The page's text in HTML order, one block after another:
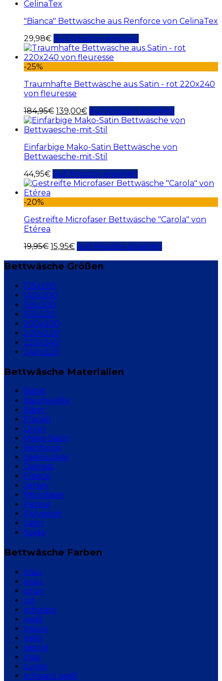
"Bianca" Bettwäsche aus Renforce von CelinaTex
29,98€ Auf Amazon ansehen
-25%
Traumhafte Bettwäsche aus Satin - rot 220x240
von fleuresse
184,95€ 139,00€ Auf Amazon ansehen
Einfarbige Mako-Satin Bettwäsche von
Bettwaesche-mit-Stil
44,95€ Auf Amazon ansehen
-20%
Gestreifte Microfaser Bettwäsche "Carola" von
Etérea
19,95€ 15,95€ Auf Amazon ansehen
Bettwäsche Größen
135x200
140x200
155x200
155x220
200x200
200x220
220x240
240x220
Bettwäsche Materialien
Batist
Baumwolle
Biber
Flanell
Linon
Mako-Satin
Renforcé
Seersucker
Damast
Fleece
Jersey
Microfaser
Perkal
Polyester
Satin
Seide
Bettwäsche Farben
blau
grau
grün
rot
schwarz
weiß
braun
gelb
petrol
rosa
türkis
schwarz weiß